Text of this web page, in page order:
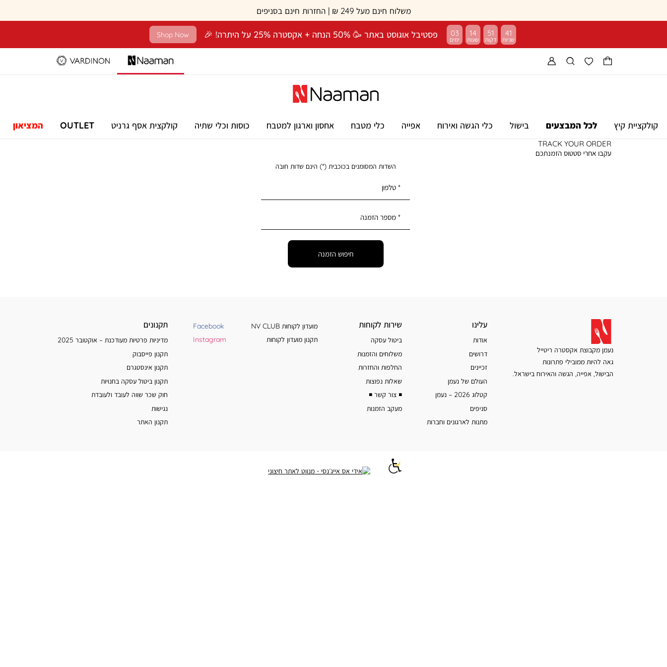
משלוח חינם מעל 249 ₪ | החזרות חינם בסניפים
פסטיבל אוגוסט באתר 🥳 50% הנחה + אקסטרה 25% על היתרה! 🎉 Shop Now 03 14 51 40
קולקציית קיץ לכל המבצעים בישול כלי הגשה ואירוח אפייה כלי מטבח אחסון וארגון למטבח כוסות וכלי שתיה קולקצית אסף גרניט OUTLET המציאון
TRACK YOUR ORDER
עקבו אחרי סטטוס הזמנתכם
השדות המסומנים בכוכבית (*) הינם שדות חובה
* טלפון
* מספר הזמנה
חיפוש הזמנה
נעמן מקבוצת אקסטרה ריטייל
גאה להיות ממובילי פתרונות
הבישול, אפייה, הגשה והאירוח בישראל.
עלינו
עלינו
אודות
דרושים
זכיינים
העולם של נעמן
קטלוג 2026 – נעמן
סניפים
מתנות לארגונים וחברות
שירות
שירות לקוחות
ביטול עסקה
משלוחים והזמנות
החלפות והחזרות
שאלות נפוצות
◾️ צור קשר ◾️
מעקב הזמנות
מידע
נוסף
מועדון לקוחות NV CLUB
תקנון מועדון לקוחות
Facebook
Instagram
תקנונים
מדיניות פרטיות מעודכנת – אוקטובר 2025
תקנון פייסבוק
תקנון אינסטגרם
תקנון ביטול עסקה בחנויות
חוק שכר שווה לעובד ולעובדת
נגישות
תקנון האתר